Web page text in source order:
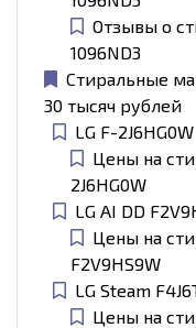
Отзывы о
1096ND3
Стиральные
30 тысяч рублей
LG F-2J6HG0W
Цены на
2J6HG0W
LG AI DD
Цены на
F2V9HS9W
LG Steam
Цены на